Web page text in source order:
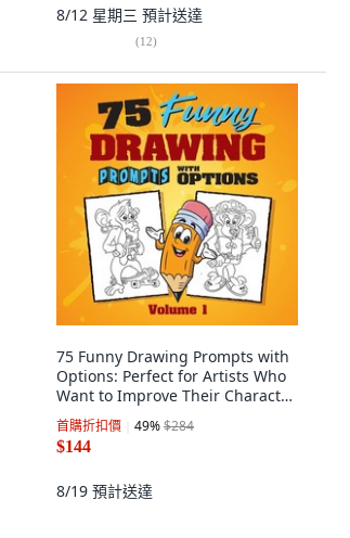
8/12 星期三 預計送達
(12)
75 Funny Drawing Prompts with
Options: Perfect for Artists Who
Want to Improve Their Character
Desig... 平裝版, Craig Babin
Books, 英文
首購折扣價 49%$284
$144
8/19 預計送達